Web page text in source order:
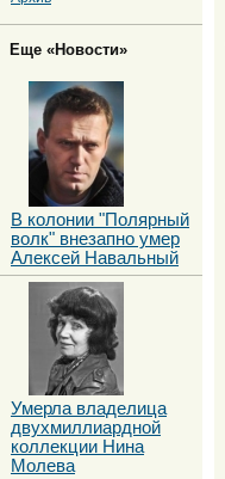
Еще «Новости»
В колонии "Полярный
волк" внезапно умер
Алексей Навальный
Умерла владелица
двухмиллиардной
коллекции Нина
Молева